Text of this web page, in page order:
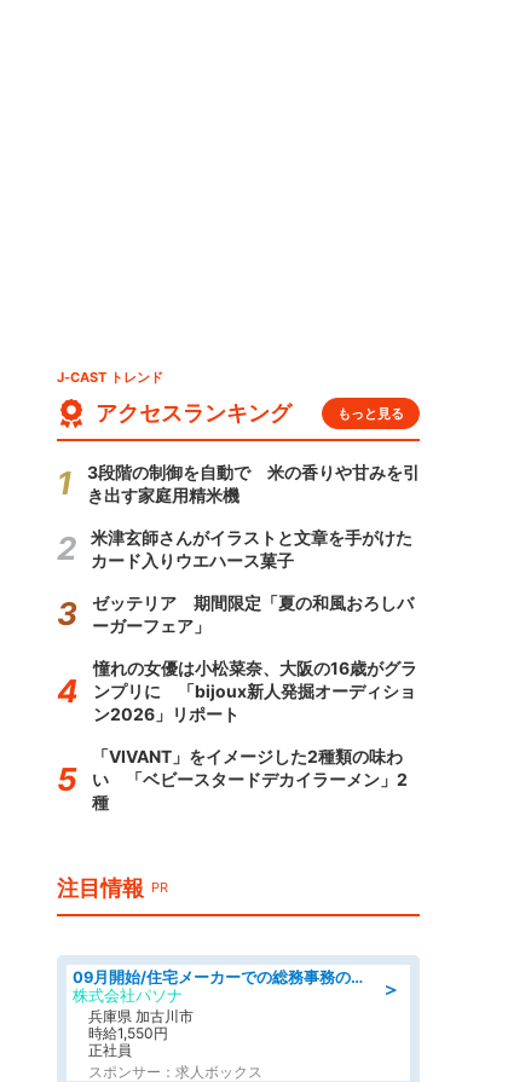
J-CAST トレンド
アクセスランキング もっと見る
3段階の制御を自動で 米の香りや甘みを引
き出す家庭用精米機
米津玄師さんがイラストと文章を手がけた
カード入りウエハース菓子
ゼッテリア 期間限定「夏の和風おろしバ
ーガーフェア」
憧れの女優は小松菜奈、大阪の16歳がグラ
ンプリに 「bijoux新人発掘オーディショ
ン2026」リポート
「VIVANT」をイメージした2種類の味わ
い 「ベビースタードデカイラーメン」2
種
注目情報 PR
＞
09月開始/住宅メーカーでの総務事務のお仕事/駅近/車通勤可/一般事務/人事労務
株式会社パソナ
兵庫県 加古川市
時給1,550円
正社員
スポンサー：求人ボックス